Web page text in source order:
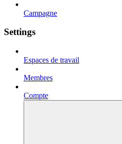
Campagne
Settings
Espaces de travail
Membres
Compte